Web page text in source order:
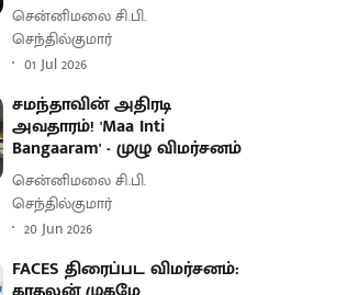
சென்னிமலை சி.பி.
செந்தில்குமார்
01 Jul 2026
சமந்தாவின் அதிரடி
அவதாரம்! 'Maa Inti
Bangaaram' - முழு விமர்சனம்
சென்னிமலை சி.பி.
செந்தில்குமார்
20 Jun 2026
FACES திரைப்பட விமர்சனம்: